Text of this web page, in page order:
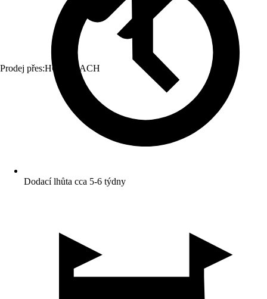
Prodej přes:HORNBACH
Dodací lhůta cca 5-6 týdny